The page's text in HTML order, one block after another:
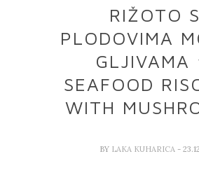
RIŽOTO S
PLODOVIMA
SEAFOOD
WITH
BY LAKA KUHARICA -